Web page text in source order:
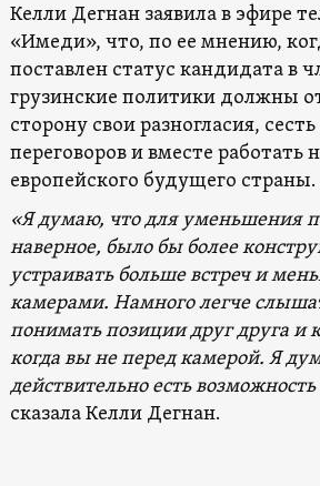
Келли Дегнан заявила в эфире
«Имеди», что, по ее мнению,
поставлен статус кандидата в
грузинские политики должны
сторону свои разногласия, сесть
переговоров и вместе работать
европейского будущего страны.
«Я думаю, что для уменьшения
наверное, было бы более
устраивать больше встреч и
камерами. Намного легче
понимать позиции друг друга и
когда вы не перед камерой. Я
действительно есть возможность
сказала Келли Дегнан.